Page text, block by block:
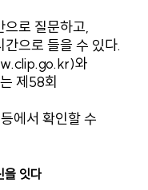
으로 질문하고,
으로 들을 수 있다.
와
제58회
등에서 확인할 수
을 잇다